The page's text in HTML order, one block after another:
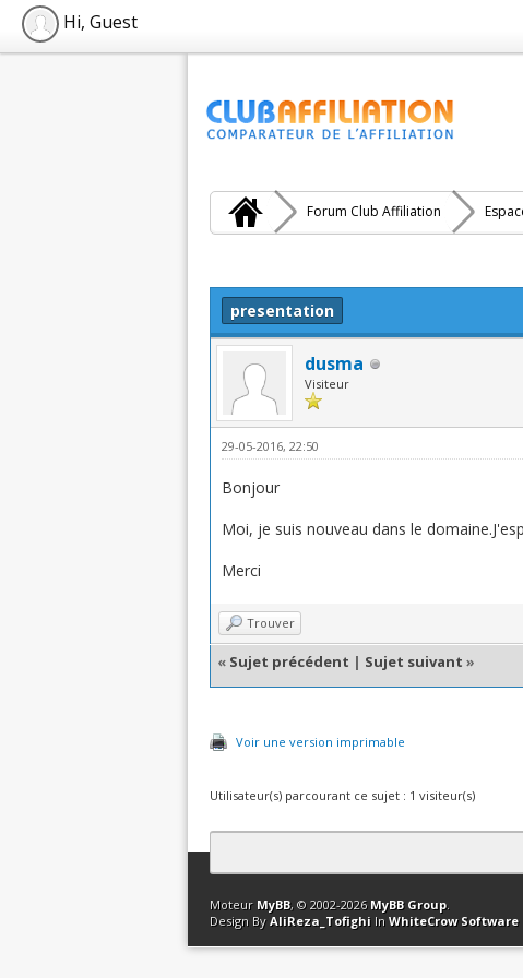
Hi, Guest
Forum Club Affiliation
presentation
dusma
Visiteur
29-05-2016, 22:50
Bonjour
Moi, je suis nouveau dans le
Merci
Trouver
« Sujet précédent | Sujet suivant »
Voir une version imprimable
Utilisateur(s) parcourant ce sujet : 1 visiteur(s)
Contact Club Affiliation Retourner en haut
Moteur MyBB, © 2002-2026 MyBB Group.
Design By AliReza_Tofighi In WhiteCrow Software